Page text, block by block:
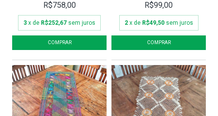
R$758,00
3 x de R$252,67 sem juros
R$99,00
2 x de R$49,50 sem juros